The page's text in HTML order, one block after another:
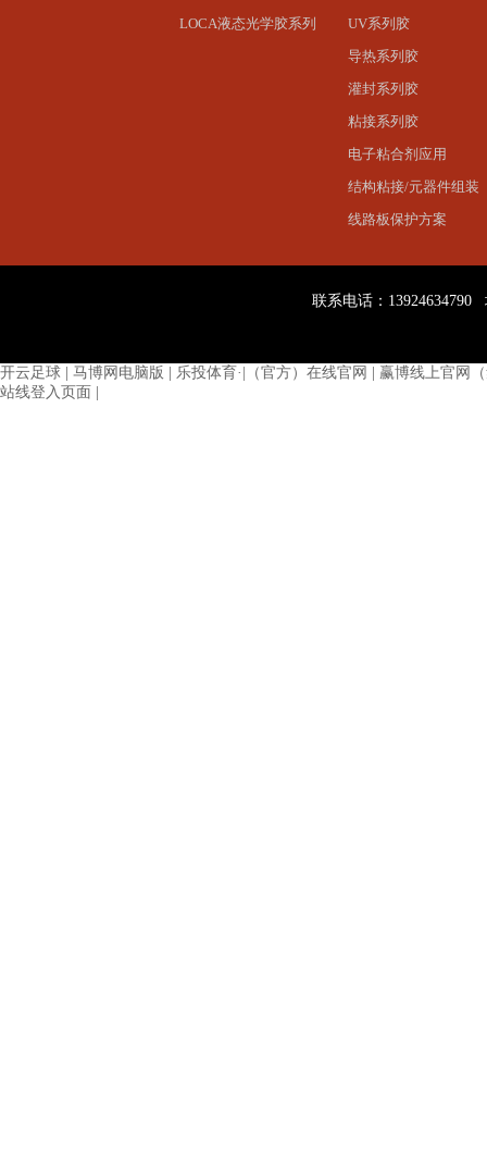
LOCA液态光学胶系列
UV系列胶
导热系列胶
灌封系列胶
粘接系列胶
电子粘合剂应用
结构粘接/元器件组装
线路板保护方案
联系电话：
开云足球 马博网电脑版 乐投体育·|（官方）在线官网
赢博线上官网
站线登入页面